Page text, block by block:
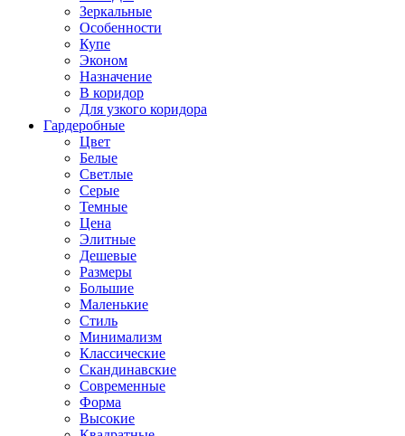
Зеркальные
Особенности
Купе
Эконом
Назначение
В коридор
Для узкого коридора
Гардеробные
Цвет
Белые
Светлые
Серые
Темные
Цена
Элитные
Дешевые
Размеры
Большие
Маленькие
Стиль
Минимализм
Классические
Скандинавские
Современные
Форма
Высокие